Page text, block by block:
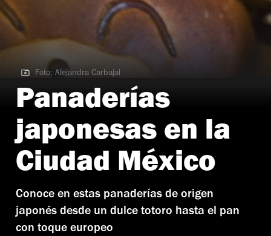
Foto: Alejandra Carbajal
Foto: Alejandra Carbajal
Panaderías
japonesas en la
Ciudad México
Conoce en estas panaderías de origen
japonés desde un dulce totoro hasta el pan
con toque europeo